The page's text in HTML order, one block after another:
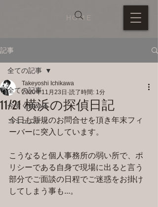
HOME
記事
全ての記事
今すぐ始める
コミュニティ
全ての記事
11/21 横浜の探偵日記
Takeyoshi Ichikawa
2020年11月23日 読了時間: 1分
今日も新規のお問合せを頂き年末フィ
ーバーに突入しています。
こうなると個人事務所の弱い所で、ポ
リシーである自身で現場に出ると言う
部分でご面談の日程でご迷惑をお掛け
してしまう事も...。